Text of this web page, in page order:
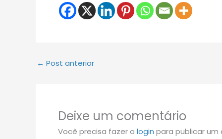
← Post anterior
Deixe um comentário
Você precisa fazer o login para publicar um